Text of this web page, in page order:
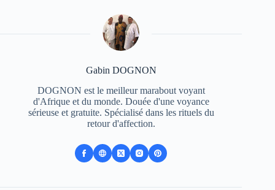
Gabin DOGNON
DOGNON est le meilleur marabout voyant
d'Afrique et du monde. Douée d'une voyance
sérieuse et gratuite. Spécialisé dans les rituels du
retour d'affection.